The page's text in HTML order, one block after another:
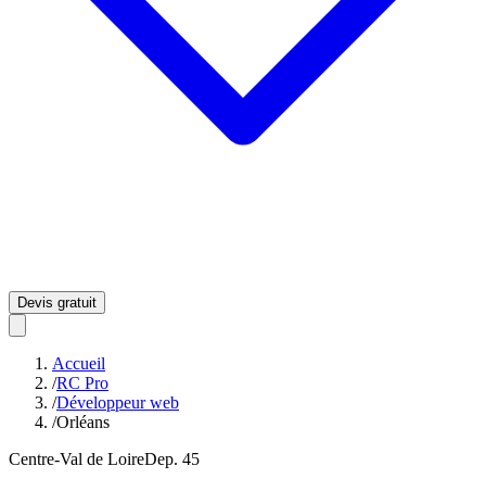
Devis gratuit
Accueil
/RC Pro
/Développeur web
/Orléans
Centre-Val de LoireDep. 45